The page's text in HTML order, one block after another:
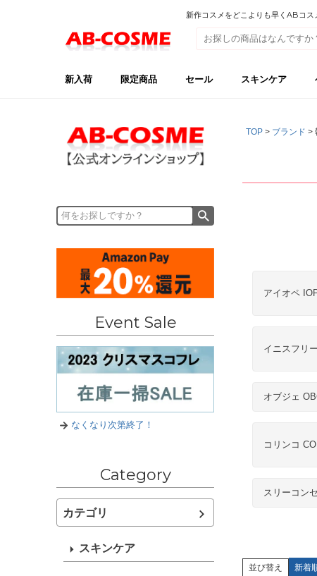
新作コスメをどこよりも早くABコ
新入荷 限定商品 セール スキンケア
Event Sale
なくなり次第終了！
Category
カテゴリ
スキンケア
TOP ブランド
アイオペ
イニスフリ
オブジェ
コリンコ
スリーコン
並び替え 新着